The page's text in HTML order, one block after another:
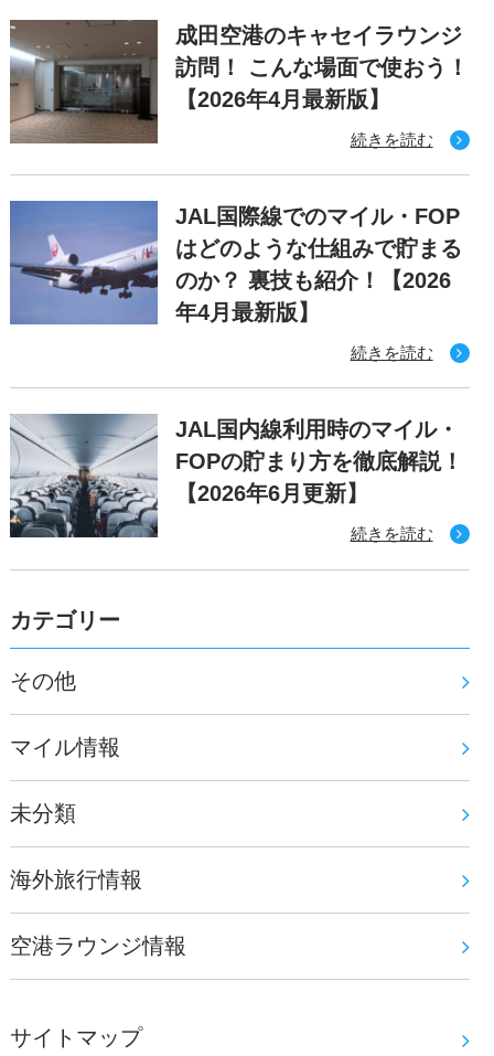
成田空港のキャセイラウンジ
訪問！ こんな場面で使おう！
【2026年4月最新版】
続きを読む
JAL国際線でのマイル・FOP
はどのような仕組みで貯まる
のか？ 裏技も紹介！【2026
年4月最新版】
続きを読む
JAL国内線利用時のマイル・
FOPの貯まり方を徹底解説！
【2026年6月更新】
続きを読む
カテゴリー
その他
マイル情報
未分類
海外旅行情報
空港ラウンジ情報
サイトマップ